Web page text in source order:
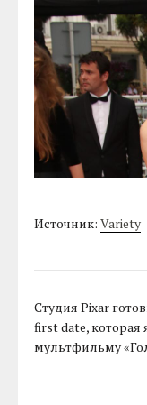
Источник:Variety
Студия Pixar
first date, которая
мультфильму